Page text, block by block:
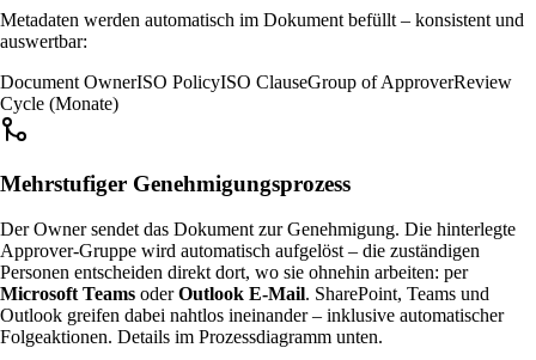
Metadaten werden automatisch im Dokument befüllt – konsistent und
auswertbar:
Document OwnerISO PolicyISO ClauseGroup of ApproverReview
Cycle (Monate)
Mehrstufiger Genehmigungsprozess
Der Owner sendet das Dokument zur Genehmigung. Die hinterlegte
Approver-Gruppe wird automatisch aufgelöst – die zuständigen
Personen entscheiden direkt dort, wo sie ohnehin arbeiten: per
Microsoft Teams oderOutlook E-Mail. SharePoint, Teams und
Outlook greifen dabei nahtlos ineinander – inklusive automatischer
Folgeaktionen. Details im Prozessdiagramm unten.